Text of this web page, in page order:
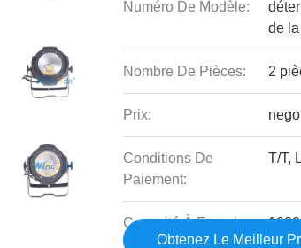
Numéro De Modèle:
de
Nombre De Pièces: 2
Prix:
Conditions De
Paiement:
T/T,
Capacité À Fournir:
Obtenez Le Meilleur